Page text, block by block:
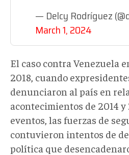
— Delcy Rodríguez
March 1, 2024
El caso contra Venezuela
2018, cuando
denunciaron al país en
acontecimientos de 2014 y
eventos, las fuerzas de
contuvieron intentos de
política que